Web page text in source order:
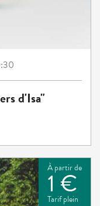
d'Isa"
À partir de
1 €
Tarif plein